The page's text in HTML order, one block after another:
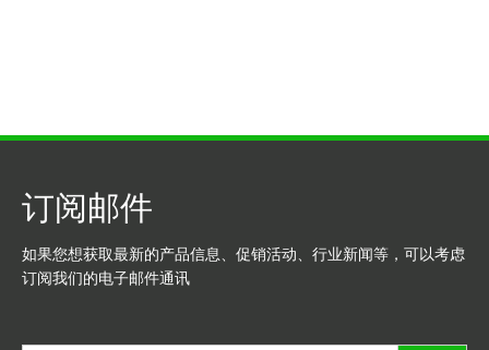
订阅邮件
如果您想获取最新的产品信息、促销活动、行业新闻等，可以考虑
订阅我们的电子邮件通讯